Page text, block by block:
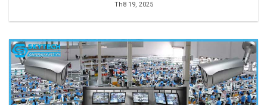
Th8 19, 2025